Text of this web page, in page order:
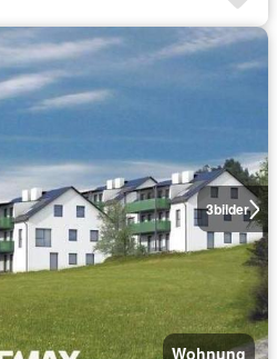
3bilder
Wohnung